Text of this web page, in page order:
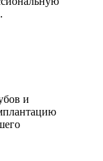
и